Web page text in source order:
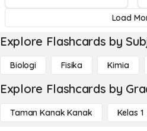
Load
Explore Flashcards by
Biologi Fisika Kimia
Explore Flashcards by
Taman Kanak Kanak Kelas 1